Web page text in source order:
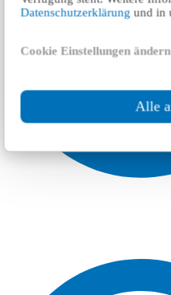
Datenschutzerklärung und in
Cookie Einstellungen ändern
Alle